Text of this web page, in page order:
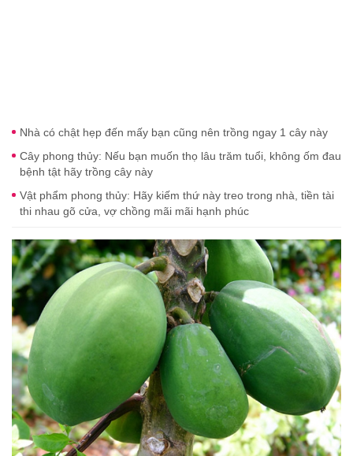
Nhà có chật hẹp đến mấy bạn cũng nên trồng ngay 1 cây này
Cây phong thủy: Nếu bạn muốn thọ lâu trăm tuổi, không ốm đau
bệnh tật hãy trồng cây này
Vật phẩm phong thủy: Hãy kiếm thứ này treo trong nhà, tiền tài
thi nhau gõ cửa, vợ chồng mãi mãi hạnh phúc